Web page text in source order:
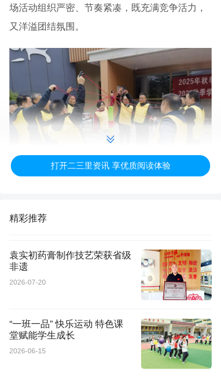
场活动组织严密、节奏紧凑，既充满竞争活力，
又洋溢团结氛围。
通过系统化、沉浸式的团队实践，学员之间增进
班的整体凝聚力、思维创新力与决策执行力。活
动在热烈掌声中圆满结束。学员们普遍认为，此
次训练不仅是能力的“练兵场”，更是作风的“淬炼
结协作的大局意识。对加快实现“三个转变”、进
一步凝聚思想共识、增强团队学习能力具有重要
促进作用。大家一致表示，要将训练中获得的启
打开二三里资讯 享优质阅读体验
精彩推荐
袁实初药膏制作技艺荣获省级
非遗
2026-07-20
“一班一品” 快乐运动 特色课
堂赋能学生成长
2026-06-15